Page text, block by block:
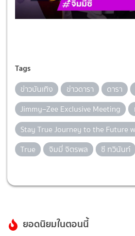
Tags
ข่าวบันเทิง ข่าวดารา ดารา
Jimmy–Zee Exclusive Meeting
True
จิมมี่ จิตรพล ซี ทวินันท์
ยอดนิยมในตอนนี้